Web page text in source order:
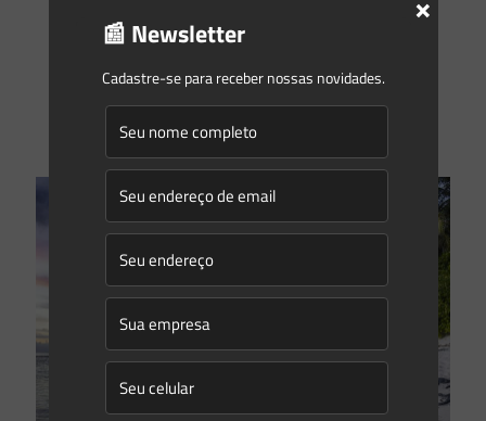
SECRETARIA DE ESTADO DO MEIO AMBIENTE E RECURSOS
MARÇO DE 2022 Define a tipologia das atividades[…]
📰 Newsletter
Cadastre-se para receber nossas novidades.